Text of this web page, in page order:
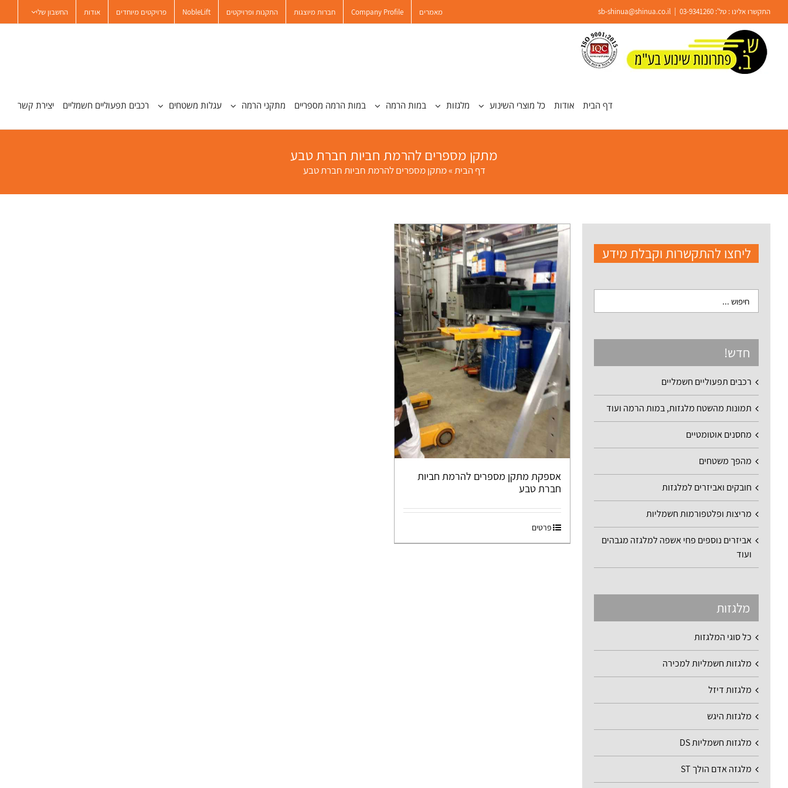
פתח סרגל נגישות
content
התקשרו אלינו : טל': 03-9341260
sb-shinua@shinua.co.il מאמרים Company Profile חברות מיוצגות התקנות ופרויקטים NobleLift פרויקטים מיוחדים אודות החשבון שלי
דף הבית אודות כל מוצרי השינוע מלגזות במות הרמה במות הרמה מספריים מתקני הרמה עגלות משטחים רכבים תפעוליים חשמליים יצירת קשר
מתקן מספרים להרמת חביות חברת טבע
דף הבית»מתקן מספרים להרמת חביות חברת טבע
אספקת מתקן מספרים להרמת חביות
חברת טבע
פרטים
ליחצו להתקשרות וקבלת מידע
חדש!
רכבים תפעוליים חשמליים
תמונות מהשטח מלגזות, במות הרמה ועוד
מחסנים אוטומטיים
מהפך משטחים
חובקים ואביזרים למלגזות
מריצות ופלטפורמות חשמליות
אביזרים נוספים פחי אשפה למלגזה מגבהים
ועוד
מלגזות
כל סוגי המלגזות
מלגזות חשמליות למכירה
מלגזות דיזל
מלגזות היגש
מלגזות חשמליות DS
מלגזה אדם הולך ST